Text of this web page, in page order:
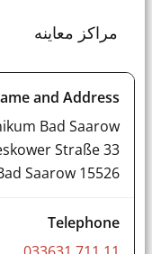
مراکز معاینه
Bad Saarow
Straße 33
15526 Bad Saarow (باد زارو)